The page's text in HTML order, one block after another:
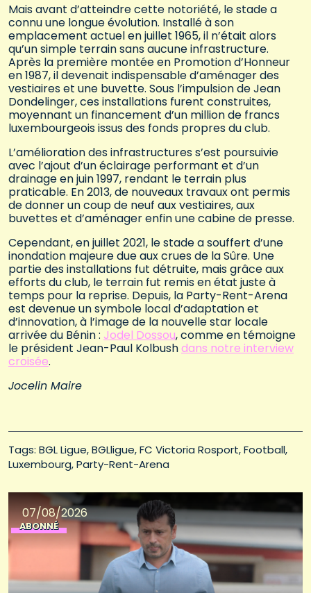
Mais avant d’atteindre cette notoriété, le stade a
connu une longue évolution. Installé à son
emplacement actuel en juillet 1965, il n’était alors
qu’un simple terrain sans aucune infrastructure.
Après la première montée en Promotion d’Honneur
en 1987, il devenait indispensable d’aménager des
vestiaires et une buvette. Sous l’impulsion de Jean
Dondelinger, ces installations furent construites,
moyennant un financement d’un million de francs
luxembourgeois issus des fonds propres du club.
L’amélioration des infrastructures s’est poursuivie
avec l’ajout d’un éclairage performant et d’un
drainage en juin 1997, rendant le terrain plus
praticable. En 2013, de nouveaux travaux ont permis
de donner un coup de neuf aux vestiaires, aux
buvettes et d’aménager enfin une cabine de presse.
Cependant, en juillet 2021, le stade a souffert d’une
inondation majeure due aux crues de la Sûre. Une
partie des installations fut détruite, mais grâce aux
efforts du club, le terrain fut remis en état juste à
temps pour la reprise. Depuis, la Party-Rent-Arena
est devenue un symbole local d’adaptation et
d’innovation, à l’image de la nouvelle star locale
arrivée du Bénin : Jodel Dossou, comme en témoigne
le président Jean-Paul Kolbushdans notre interview
croisée.
Jocelin Maire
Tags: BGL Ligue BGLligue FC Victoria Rosport Football
Luxembourg Party-Rent-Arena
07/08/2026
ABONNÉ